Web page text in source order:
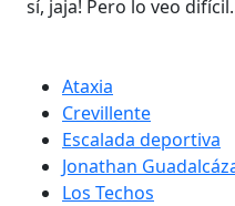
sí, jaja! Pero lo veo
Ataxia
Crevillente
Escalada deportiva
Jonathan
Los Techos